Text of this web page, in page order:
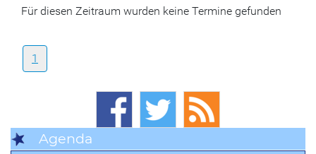
Für diesen Zeitraum wurden keine Termine gefunden
1
Agenda